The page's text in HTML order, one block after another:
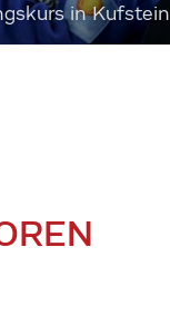
in Kufstein